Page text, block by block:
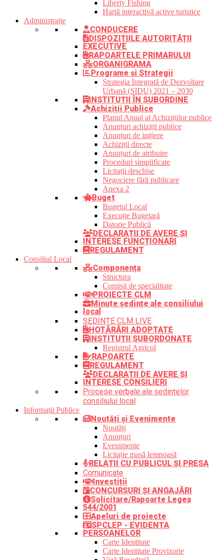
Liberty Fishing
Hartă interactivă active turistice
Administrație
CONDUCERE
DISPOZIȚIILE AUTORITĂȚII
EXECUTIVE
RAPOARTELE PRIMARULUI
ORGANIGRAMA
Programe și Strategii
Strategia Integrată de Dezvoltare
Urbană (SIDU) 2021 – 2030
INSTITUȚII ÎN SUBORDINE
Achiziții Publice
Planul Anual al Achizițiilor publice
Anunțuri achiziții publice
Anunțuri de inițiere
Achiziții directe
Anunțuri de atribuire
Proceduri simplificate
Licitații deschise
Negociere fără publicare
Anexa 2
Buget
Bugetul Local
Execuție Bugetară
Datorie Publică
DECLARAȚII DE AVERE ȘI
INTERESE FUNCȚIONARI
REGULAMENT
Consiliul Local
Componența
Structura
Comisii de specialitate
PROIECTE CLM
Minute ședințe ale consiliului
local
ȘEDINȚE CLM LIVE
HOTĂRÂRI ADOPTATE
INSTITUȚII SUBORDONATE
Registrul Agricol
RAPOARTE
REGULAMENT
DECLARAȚII DE AVERE ȘI
INTERESE CONSILIERI
Procese verbale ale ședințelor
consiliului local
Informații Publice
Noutăți și Evenimente
Noutăți
Anunțuri
Evenimente
Licitație masă lemnoasă
RELAȚII CU PUBLICUL ȘI PRESA
Comunicate
Investiții
CONCURSURI ȘI ANGAJĂRI
Solicitare/Rapoarte Legea
544/2001
Apeluri de proiecte
SPCLEP - EVIDENȚA
PERSOANELOR
Carte Identitate
Carte Identitate Provizorie